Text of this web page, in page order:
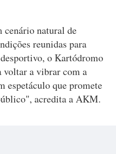
cenário natural de
reunidas para
o Kartódromo
voltar a vibrar com a
espetáculo que promete
acredita a AKM.